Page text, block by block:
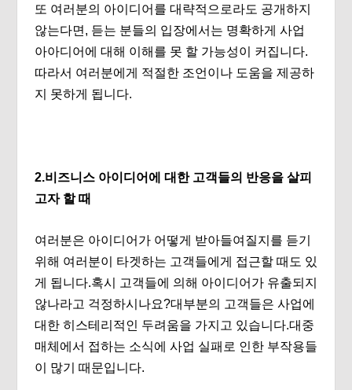
또 여러분의 아이디어를 대략적으로라도 공개하지
않는다면, 듣는 분들의 입장에서는 명확하게 사업
아아디어에 대해 이해를 못 할 가능성이 커집니다.
따라서 여러분에게 적절한 조언이나 도움을 제공하
지 못하게 됩니다.
2.비즈니스 아이디어에 대한 고객들의 반응을 살피
고자 할 때
여러분은 아이디어가 어떻게 받아들여질지를 듣기
위해 여러분이 타겟하는 고객들에게 접근할 때도 있
게 됩니다.혹시 고객들에 의해 아이디어가 유출되지
않나라고 걱정하시나요?대부분의 고객들은 사업에
대한 히스테리적인 두려움을 가지고 있습니다.대중
매체에서 접하는 소식에 사업 실패로 인한 부작용들
이 많기 때문입니다.